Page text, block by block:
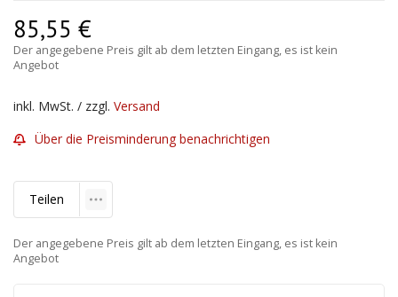
85,55 €
Der angegebene Preis gilt ab dem letzten Eingang, es ist kein
Angebot
inkl. MwSt. / zzgl. Versand
Über die Preisminderung benachrichtigen
Teilen
Der angegebene Preis gilt ab dem letzten Eingang, es ist kein
Angebot